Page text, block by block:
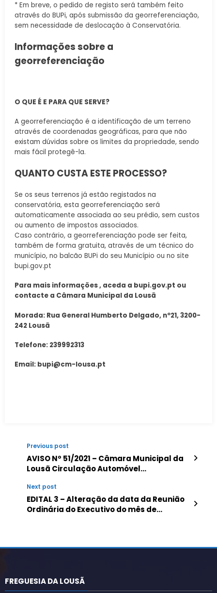
* Em breve, o pedido de registo será também feito
através do BUPi, após submissão da georreferenciação,
sem necessidade de deslocação à Conservatória.
Informações sobre a
georreferenciação
O QUE É E PARA QUE SERVE?
A georreferenciação é a identificação de um terreno
através de coordenadas geográficas, para que não
existam dúvidas sobre os limites da propriedade, sendo
mais fácil protegê-la.
QUANTO CUSTA ESTE PROCESSO?
Se os seus terrenos já estão registados na
conservatória, esta georreferenciação será
automaticamente associada ao seu prédio, sem custos
ou aumento de impostos associados.
Caso contrário, a georreferenciação pode ser feita,
também de forma gratuita, através de um técnico do
município, no balcão BUPi do seu Município ou no site
bupi.gov.pt
Para mais informações , aceda a bupi.gov.pt ou
contacte a Câmara Municipal da Lousã
Morada: Rua General Humberto Delgado, nº21, 3200-
242 Lousã
Telefone: 239992313
Email: bupi@cm-lousa.pt
Previous post
AVISO Nº 51/2021 – Câmara Municipal da
Lousã Circulação Automóvel
Next post
EDITAL 3 – Alteração da data da Reunião
Ordinária do Executivo do mês de
FREGUESIA DA LOUSÃ